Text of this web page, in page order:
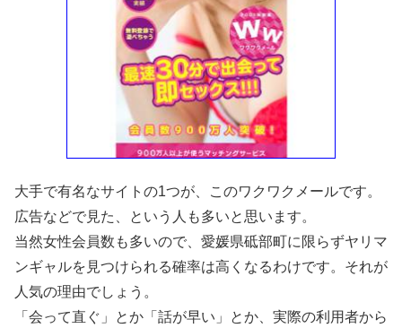
大手で有名なサイトの1つが、このワクワクメールです。
広告などで見た、という人も多いと思います。
当然女性会員数も多いので、愛媛県砥部町に限らずヤリマ
ンギャルを見つけられる確率は高くなるわけです。それが
人気の理由でしょう。
「会って直ぐ」とか「話が早い」とか、実際の利用者から